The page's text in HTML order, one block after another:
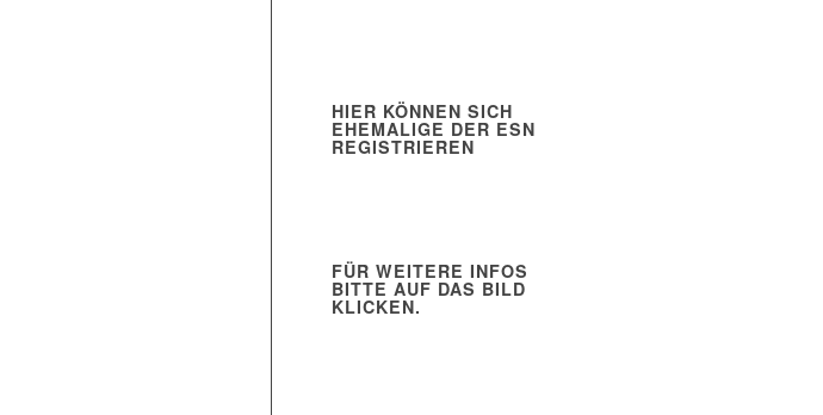
HIER KÖNNEN SICH
EHEMALIGE DER ESN
REGISTRIEREN
FÜR WEITERE INFOS
BITTE AUF DAS BILD
KLICKEN.